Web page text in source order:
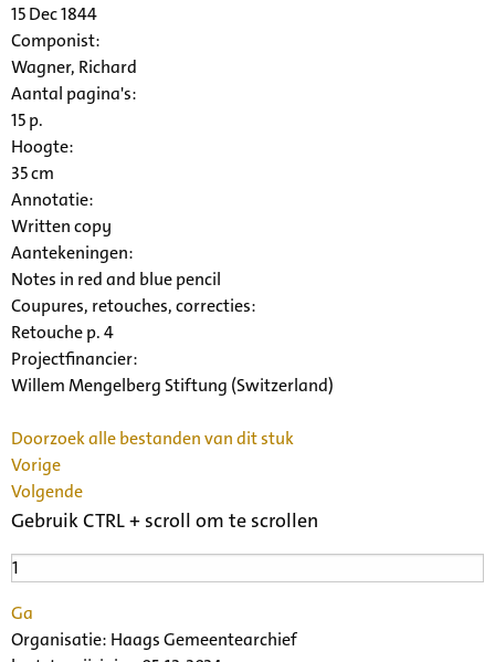
15 Dec 1844
Componist:
Wagner, Richard
Aantal pagina's:
15 p.
Hoogte:
35 cm
Annotatie:
Written copy
Aantekeningen:
Notes in red and blue pencil
Coupures, retouches, correcties:
Retouche p. 4
Projectfinancier:
Willem Mengelberg Stiftung (Switzerland)
Doorzoek alle bestanden van dit stuk
Vorige
Volgende
Gebruik CTRL + scroll om te scrollen
Ga
Organisatie: Haags Gemeentearchief